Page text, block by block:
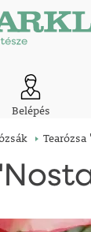
Belépés